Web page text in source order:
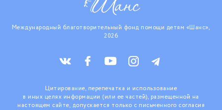
Международный благотворительный фонд помощи детям «Шанс»,
2026
Цитирование, перепечатка и использование
в иных целях информации (или ее частей), размещенной на
настоящем сайте, допускается только с письменного согласия